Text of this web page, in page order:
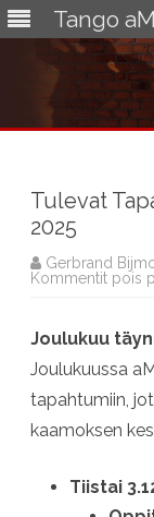
Tango
Tulevat
2025
Gerbrand
Kommentit pois
Joulukuu
Joulukuussa
tapahtumiin,
kaamoksen
Tiistai